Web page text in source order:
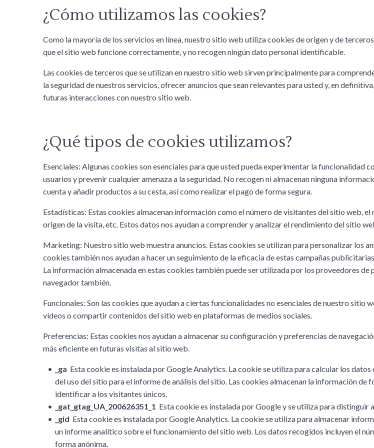
¿Cómo utilizamos las cookies?
Como la mayoría de los servicios en línea, nuestro sitio web utiliza cookies de origen y de
que el sitio web funcione correctamente, y no recogen ningún dato personal identificable.
Las cookies de terceros que se utilizan en nuestro sitio web sirven principalmente para
la seguridad de nuestros servicios, ofrecer anuncios que sean relevantes para usted y, en
futuras interacciones con nuestro sitio web.
¿Qué tipos de cookies utilizamos?
Esenciales: Algunas cookies son esenciales para que usted pueda experimentar la funcionalidad
usuarios y prevenir cualquier amenaza a la seguridad. No recogen ni almacenan ninguna
cuenta y añadir productos a su cesta, así como realizar el pago de forma segura.
Estadísticas: Estas cookies almacenan información como el número de visitantes del sitio web,
origen de la visita, etc. Estos datos nos ayudan a comprender y analizar el rendimiento del sitio
Marketing: Nuestro sitio web muestra anuncios. Estas cookies se utilizan para personalizar los
cookies también nos ayudan a hacer un seguimiento de la eficacia de estas campañas
La información almacenada en estas cookies también puede ser utilizada por los proveedores
navegador también.
Funcionales: Son las cookies que ayudan a ciertas funcionalidades no esenciales de nuestro
vídeos o compartir contenidos del sitio web en plataformas de medios sociales.
Preferencias: Estas cookies nos ayudan a almacenar su configuración y preferencias de
más eficiente en futuras visitas al sitio web.
_ga Esta cookie es instalada por Google Analytics. La cookie se utiliza para calcular los
del uso del sitio para el informe de análisis del sitio. Las cookies almacenan la información de
identificar a los visitantes únicos.
_gat_gtag_UA_200626351_1 Esta cookie es instalada por Google y se utiliza para distinguir
_gid Esta cookie es instalada por Google Analytics. La cookie se utiliza para almacenar
un informe analítico sobre el funcionamiento del sitio web. Los datos recogidos incluyen el
forma anónima.